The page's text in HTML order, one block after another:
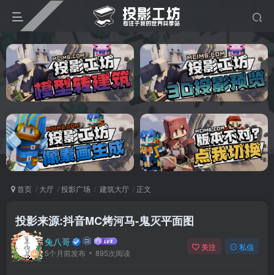
首页 大厅 投影广场 建筑大厅 正文
投影来源:抖音MC烤河马-鬼灭平面图
兔八哥
5个月前发布 895次阅读
关注 私信